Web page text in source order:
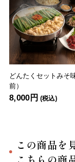
どんたくセットみそ
前）
8,000円 (税込)
この商品を
こちらの商